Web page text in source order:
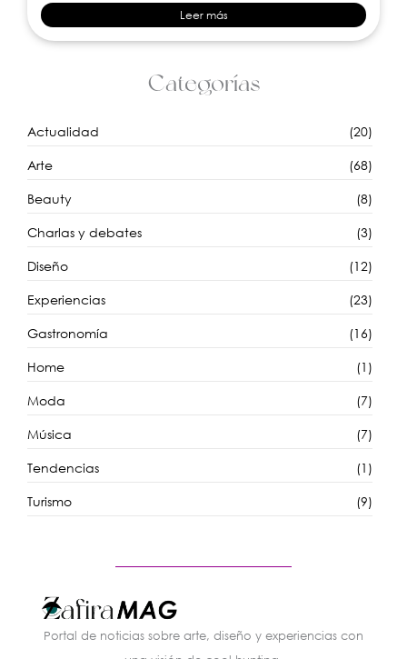
Leer más
Categorías
Actualidad (20)
Arte (68)
Beauty (8)
Charlas y debates (3)
Diseño (12)
Experiencias (23)
Gastronomía (16)
Home (1)
Moda (7)
Música (7)
Tendencias (1)
Turismo (9)
Portal de noticias sobre arte, diseño y experiencias con